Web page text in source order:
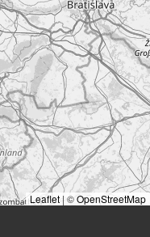
Leaflet | ©OpenStreetMap